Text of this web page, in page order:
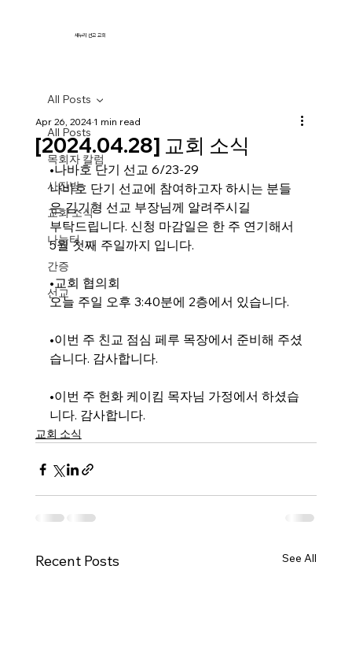
새누리 선교 교회
All Posts
목회자 칼럼
사진방
교회 소식
나눔터
간증
선교
All Posts
[2024.04.28] 교회 소식
Apr 26, 20241 min read
•나바호 단기 선교 6/23-29
나바호 단기 선교에 참여하고자 하시는 분들
은 김기형 선교 부장님께 알려주시길
부탁드립니다. 신청 마감일은 한 주 연기해서
5월 첫째 주일까지 입니다.
•교회 협의회
오늘 주일 오후 3:40분에 2층에서 있습니다.
•이번 주 친교 점심 페루 목장에서 준비해 주셨
습니다. 감사합니다.
•이번 주 헌화 케이킴 목자님 가정에서 하셨습
니다. 감사합니다.
교회 소식
Recent Posts See All